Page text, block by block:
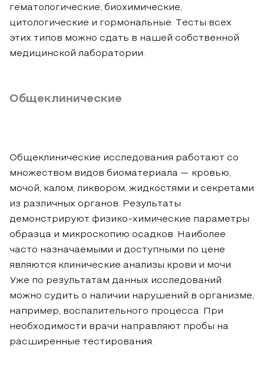
гематологические, биохимические,
цитологические и гормональные. Тесты всех
этих типов можно сдать в нашей собственной
медицинской лаборатории.
Общеклинические
Общеклинические исследования работают со
множеством видов биоматериала — кровью,
мочой, калом, ликвором, жидкостями и секретами
из различных органов. Результаты
демонстрируют физико-химические параметры
образца и микроскопию осадков. Наиболее
часто назначаемыми и доступными по цене
являются клинические анализы крови и мочи.
Уже по результатам данных исследований
можно судить о наличии нарушений в организме,
например, воспалительного процесса. При
необходимости врачи направляют пробы на
расширенные тестирования.